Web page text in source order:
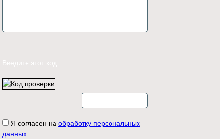
Введите этот код:
Я согласен на обработку персональных
данных